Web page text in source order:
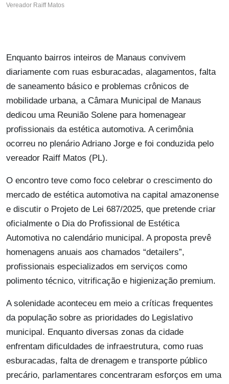
Vereador Raiff Matos
Enquanto bairros inteiros de Manaus convivem
diariamente com ruas esburacadas, alagamentos, falta
de saneamento básico e problemas crônicos de
mobilidade urbana, a Câmara Municipal de Manaus
dedicou uma Reunião Solene para homenagear
profissionais da estética automotiva. A cerimônia
ocorreu no plenário Adriano Jorge e foi conduzida pelo
vereador Raiff Matos (PL).
O encontro teve como foco celebrar o crescimento do
mercado de estética automotiva na capital amazonense
e discutir o Projeto de Lei 687/2025, que pretende criar
oficialmente o Dia do Profissional de Estética
Automotiva no calendário municipal. A proposta prevê
homenagens anuais aos chamados “detailers”,
profissionais especializados em serviços como
polimento técnico, vitrificação e higienização premium.
A solenidade aconteceu em meio a críticas frequentes
da população sobre as prioridades do Legislativo
municipal. Enquanto diversas zonas da cidade
enfrentam dificuldades de infraestrutura, como ruas
esburacadas, falta de drenagem e transporte público
precário, parlamentares concentraram esforços em uma